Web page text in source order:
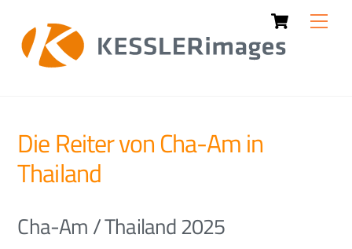
content
Cart
Die Reiter von Cha-Am in
Thailand
Cha-Am / Thailand 2025